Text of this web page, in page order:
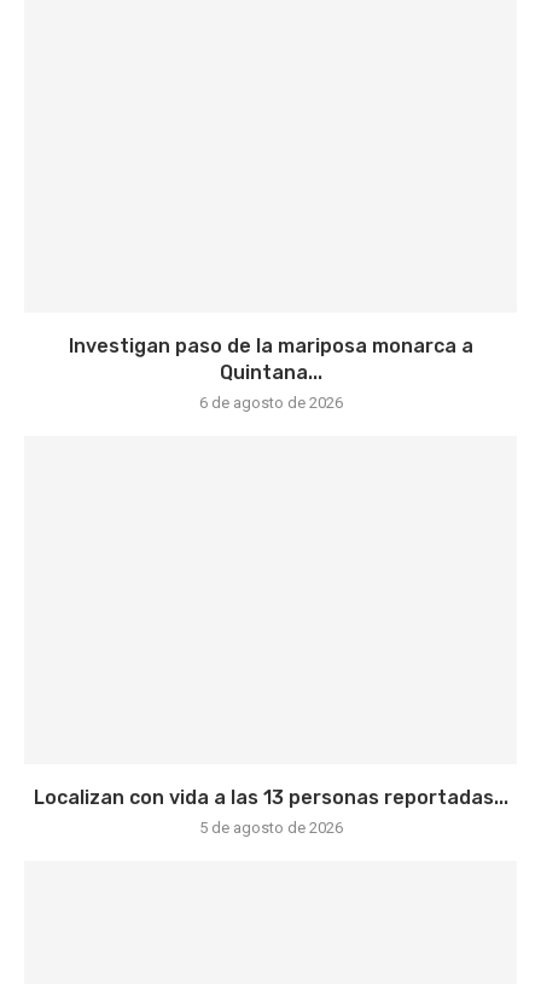
Investigan paso de la mariposa monarca a
Quintana...
6 de agosto de 2026
Localizan con vida a las 13 personas reportadas...
5 de agosto de 2026